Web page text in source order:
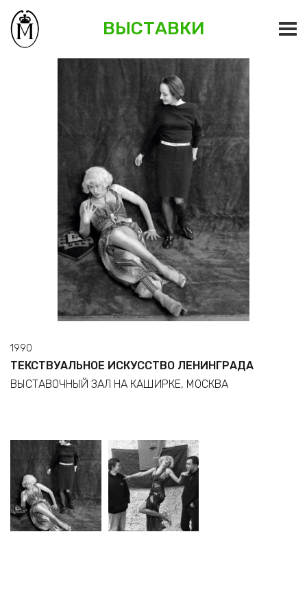
ВЫСТАВКИ
1990
ТЕКСТВУАЛЬНОЕ ИСКУССТВО ЛЕНИНГРАДА
ВЫСТАВОЧНЫЙ ЗАЛ НА КАШИРКЕ, МОСКВА